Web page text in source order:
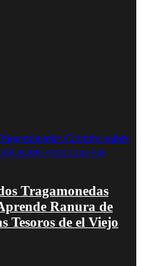
Tragamonedas
Ranura de
Tesoros de el Viejo